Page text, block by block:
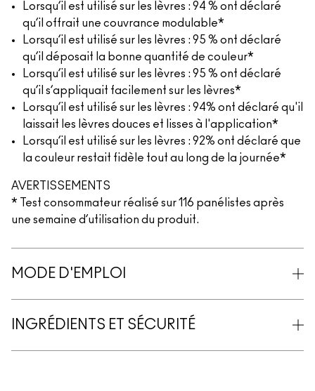
Lorsqu’il est utilisé sur les lèvres : 94 % ont déclaré
qu’il offrait une couvrance modulable*
Lorsqu’il est utilisé sur les lèvres : 95 % ont déclaré
qu’il déposait la bonne quantité de couleur*
Lorsqu’il est utilisé sur les lèvres : 95 % ont déclaré
qu’il s’appliquait facilement sur les lèvres*
Lorsqu’il est utilisé sur les lèvres : 94% ont déclaré qu'il
laissait les lèvres douces et lisses à l'application*
Lorsqu’il est utilisé sur les lèvres : 92% ont déclaré que
la couleur restait fidèle tout au long de la journée*
AVERTISSEMENTS
* Test consommateur réalisé sur 116 panélistes après
une semaine d’utilisation du produit.
MODE D'EMPLOI
INGRÉDIENTS ET SÉCURITÉ